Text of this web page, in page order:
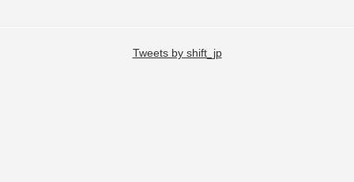
Tweets by shift_jp